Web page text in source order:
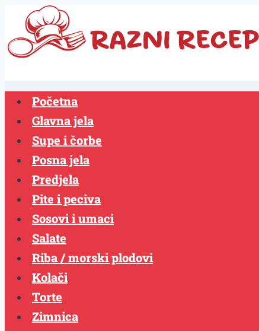
content
Početna
Glavna jela
Supe i čorbe
Posna jela
Predjela
Pite i peciva
Sosovi i umaci
Salate
Riba / morski plodovi
Kolači
Torte
Zimnica